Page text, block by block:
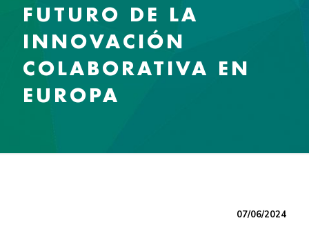
FUTURO DE LA
INNOVACIÓN
COLABORATIVA EN
EUROPA
07/06/2024